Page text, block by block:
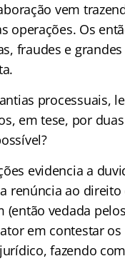
vem
operações. Os
fraudes e
processuais,
em tese, por
evidencia a
renúncia ao direito
(então vedada
em contestar
fazendo